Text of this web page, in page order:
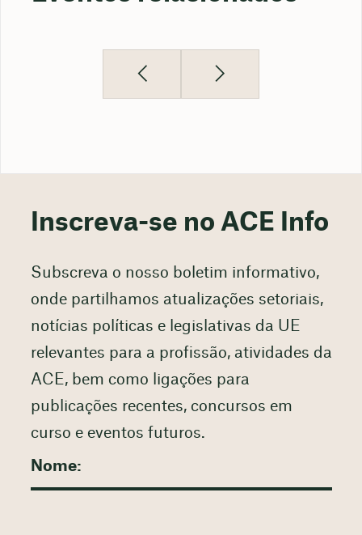
Inscreva-se no ACE Info
Subscreva o nosso boletim informativo,
onde partilhamos atualizações setoriais,
notícias políticas e legislativas da UE
relevantes para a profissão, atividades da
ACE, bem como ligações para
publicações recentes, concursos em
curso e eventos futuros.